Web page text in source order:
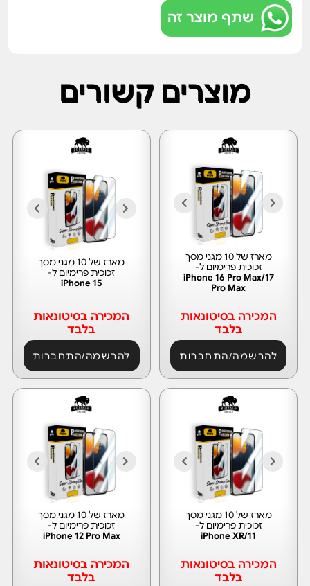
שתף מוצר זה
מוצרים קשורים
מארז של 10 מגני מסך
זכוכית פרימיום ל-
iPhone 16 Pro Max/17
Pro Max
המכירה בסיטונאות
בלבד
להרשמה/התחברות
מארז של 10 מגני מסך
זכוכית פרימיום ל-
iPhone 15
המכירה בסיטונאות
בלבד
להרשמה/התחברות
מארז של 10 מגני מסך
זכוכית פרימיום ל-
iPhone XR/11
המכירה בסיטונאות
בלבד
מארז של 10 מגני מסך
זכוכית פרימיום ל-
iPhone 12 Pro Max
המכירה בסיטונאות
בלבד